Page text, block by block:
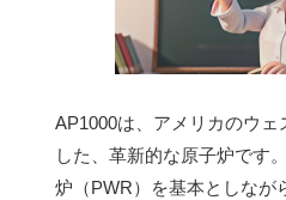
AP1000は、アメリカのウ
した、革新的な原子炉です
炉（PWR）を基本としなが